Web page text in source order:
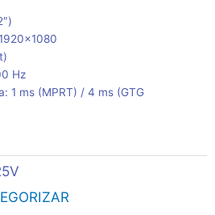
Hz
1 ms (MPRT) / 4 ms (GTG